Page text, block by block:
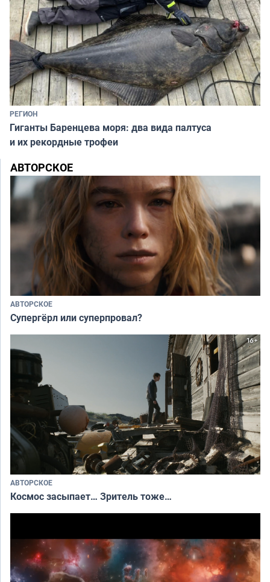
РЕГИОН
Гиганты Баренцева моря: два вида палтуса
и их рекордные трофеи
АВТОРСКОЕ
АВТОРСКОЕ
Супергёрл или суперпровал?
АВТОРСКОЕ
Космос засыпает… Зритель тоже…